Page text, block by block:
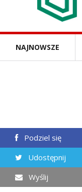
NAJNOWSZE
Podziel się
Udostępnij
Wyślij